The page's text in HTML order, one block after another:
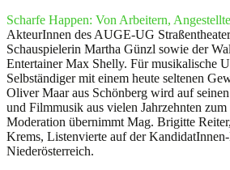
Scharfe Happen: Von Arbeitern,
AkteurInnen des AUGE-UG
Schauspielerin Martha Günzl sowie der
Entertainer Max Shelly. Für musikalische
Selbständiger mit einem heute seltenen
Oliver Maar aus Schönberg wird auf
und Filmmusik aus vielen Jahrzehnten
Moderation übernimmt Mag. Brigitte
Krems, Listenvierte auf der
Niederösterreich.